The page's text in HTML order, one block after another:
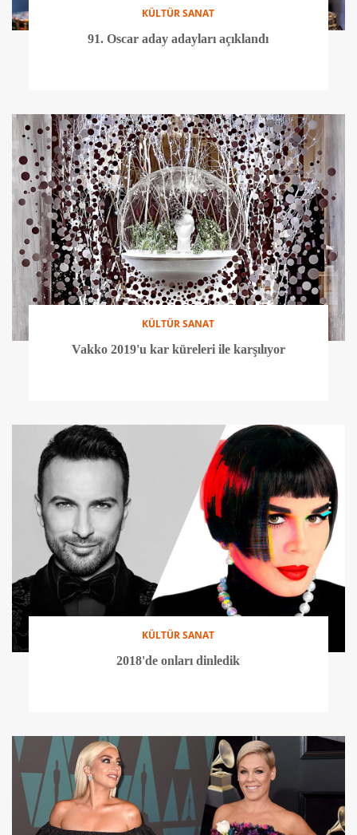
KÜLTÜR SANAT
91. Oscar aday adayları açıklandı
KÜLTÜR SANAT
Vakko 2019'u kar küreleri ile karşılıyor
KÜLTÜR SANAT
2018'de onları dinledik